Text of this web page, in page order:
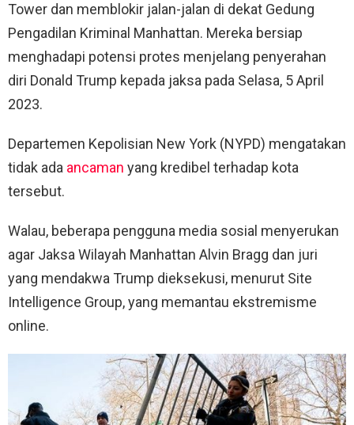
Tower dan memblokir jalan-jalan di dekat Gedung
Pengadilan Kriminal Manhattan. Mereka bersiap
menghadapi potensi protes menjelang penyerahan
diri Donald Trump kepada jaksa pada Selasa, 5 April
2023.
Departemen Kepolisian New York (NYPD) mengatakan
tidak ada ancaman yang kredibel terhadap kota
tersebut.
Walau, beberapa pengguna media sosial menyerukan
agar Jaksa Wilayah Manhattan Alvin Bragg dan juri
yang mendakwa Trump dieksekusi, menurut Site
Intelligence Group, yang memantau ekstremisme
online.